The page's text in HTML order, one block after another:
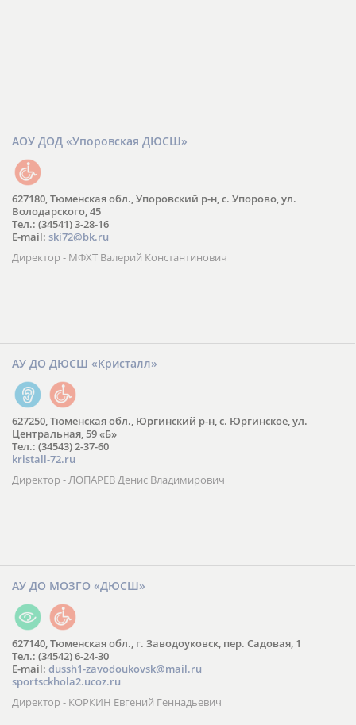
АОУ ДОД «Упоровская ДЮСШ»
627180, Тюменская обл., Упоровский р-н, с. Упорово, ул.
Володарского, 45
Тел.: (34541) 3-28-16
E-mail: ski72@bk.ru
Директор - МФХТ Валерий Константинович
АУ ДО ДЮСШ «Кристалл»
627250, Тюменская обл., Юргинский р-н, с. Юргинское, ул.
Центральная, 59 «Б»
Тел.: (34543) 2-37-60
kristall-72.ru
Директор - ЛОПАРЕВ Денис Владимирович
АУ ДО МОЗГО «ДЮСШ»
627140, Тюменская обл., г. Заводоуковск, пер. Садовая, 1
Тел.: (34542) 6-24-30
​E-mail: dussh1-zavodoukovsk@mail.ru
sportsckhola2.ucoz.ru
Директор - КОРКИН Евгений Геннадьевич